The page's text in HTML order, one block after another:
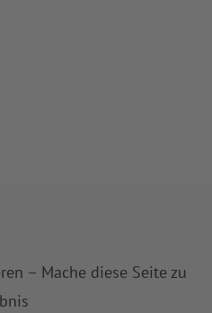
– Mache diese Seite zu